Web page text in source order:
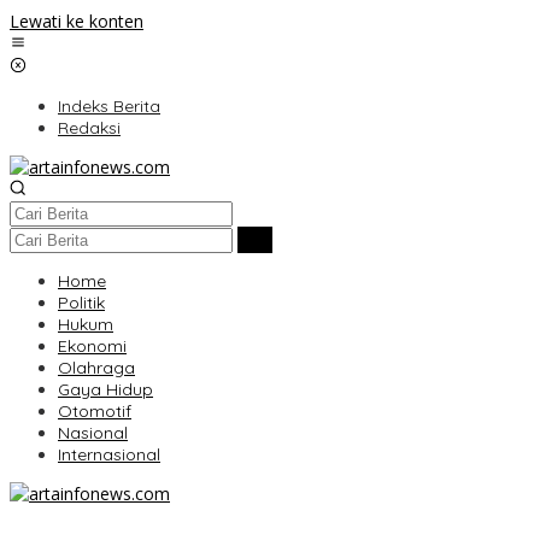
Lewati ke konten
Indeks Berita
Redaksi
Home
Politik
Hukum
Ekonomi
Olahraga
Gaya Hidup
Otomotif
Nasional
Internasional